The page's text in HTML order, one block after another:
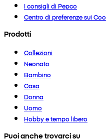
I consigli di Pepco
Centro di preferenze sui
Prodotti
Collezioni
Neonato
Bambino
Casa
Donna
Uomo
Hobby e tempo libero
Puoi anche trovarci su